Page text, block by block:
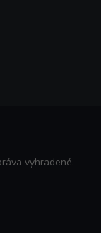
vyhradené.